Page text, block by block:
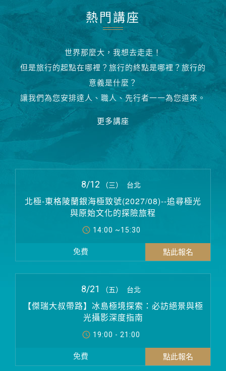
熱門講座
世界那麼大，我想去走走！
但是旅行的起點在哪裡？旅行的終點是哪裡？旅行的
意義是什麼？
讓我們為您安排達人、職人、先行者一一為您道來。
更多講座
北極-東格陵蘭銀海極致號(2027/08)--追尋極光
與原始文化的探險旅程
8/12 （三） 台北
14:00 ~15:30
免費
【傑瑞大叔帶路】冰島極境探索：必訪絕景與極
光攝影深度指南
8/21 （五） 台北
19:00 - 21:00
免費